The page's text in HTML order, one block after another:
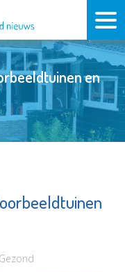
en
Gezond